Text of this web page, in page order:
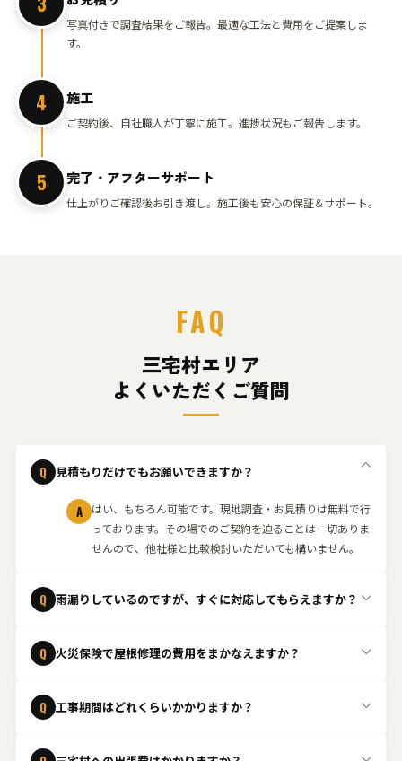
写真付きで調査結果をご報告。最適な工法と費用をご提案しま
す。
4 施工
ご契約後、自社職人が丁寧に施工。進捗状況もご報告します。
5 完了・アフターサポート
仕上がりご確認後お引き渡し。施工後も安心の保証＆サポート。
FAQ
三宅村エリア
よくいただくご質問
Q 見積もりだけでもお願いできますか？
A
はい、もちろん可能です。現地調査・お見積りは無料で行
っております。その場でのご契約を迫ることは一切ありま
せんので、他社様と比較検討いただいても構いません。
Q 雨漏りしているのですが、すぐに対応してもらえますか？
認し、応急処置から本格的な修理まで迅速に対応いたしま
Q 火災保険で屋根修理の費用をまかなえますか？
は、火災保険の「風災・雹災・雪災」補償の対象となるケ
Q 工事期間はどれくらいかかりますか？